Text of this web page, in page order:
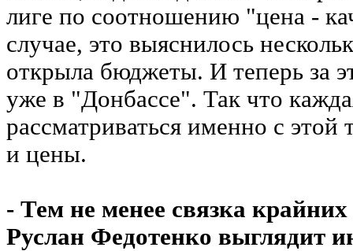
лиге по соотношению "цена -
случае, это выяснилось
открыла бюджеты. И теперь за
уже в "Донбассе". Так что
рассматриваться именно с этой
и цены.
- Тем не менее связка
Руслан Федотенко выглядит